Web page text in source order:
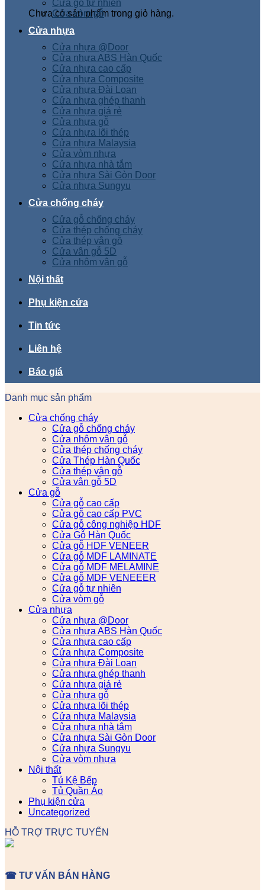
Chưa có sản phẩm trong giỏ hàng.
Cửa gỗ tự nhiên
Cửa vòm gỗ
Cửa nhựa
Cửa nhựa @Door
Cửa nhựa ABS Hàn Quốc
Cửa nhựa cao cấp
Cửa nhựa Composite
Cửa nhựa Đài Loan
Cửa nhựa ghép thanh
Cửa nhựa giá rẻ
Cửa nhựa gỗ
Cửa nhựa lõi thép
Cửa nhựa Malaysia
Cửa vòm nhựa
Cửa nhựa nhà tắm
Cửa nhựa Sài Gòn Door
Cửa nhựa Sungyu
Cửa chống cháy
Cửa gỗ chống cháy
Cửa thép chống cháy
Cửa thép vân gỗ
Cửa vân gỗ 5D
Cửa nhôm vân gỗ
Nội thất
Phụ kiện cửa
Tin tức
Liên hệ
Báo giá
Danh mục sản phẩm
Cửa chống cháy
Cửa gỗ chống cháy
Cửa nhôm vân gỗ
Cửa thép chống cháy
Cửa Thép Hàn Quốc
Cửa thép vân gỗ
Cửa vân gỗ 5D
Cửa gỗ
Cửa gỗ cao cấp
Cửa gỗ cao cấp PVC
Cửa gỗ công nghiệp HDF
Cửa Gỗ Hàn Quốc
Cửa gỗ HDF VENEER
Cửa gỗ MDF LAMINATE
Cửa gỗ MDF MELAMINE
Cửa gỗ MDF VENEEER
Cửa gỗ tự nhiên
Cửa vòm gỗ
Cửa nhựa
Cửa nhựa @Door
Cửa nhựa ABS Hàn Quốc
Cửa nhựa cao cấp
Cửa nhựa Composite
Cửa nhựa Đài Loan
Cửa nhựa ghép thanh
Cửa nhựa giá rẻ
Cửa nhựa gỗ
Cửa nhựa lõi thép
Cửa nhựa Malaysia
Cửa nhựa nhà tắm
Cửa nhựa Sài Gòn Door
Cửa nhựa Sungyu
Cửa vòm nhựa
Nội thất
Tủ Kệ Bếp
Tủ Quần Áo
Phụ kiện cửa
Uncategorized
HỖ TRỢ TRỰC TUYẾN
☎ TƯ VẤN BÁN HÀNG